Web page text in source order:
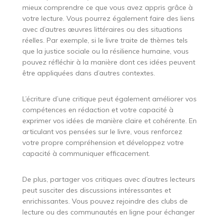
mieux comprendre ce que vous avez appris grâce à
votre lecture. Vous pourrez également faire des liens
avec d’autres œuvres littéraires ou des situations
réelles. Par exemple, si le livre traite de thèmes tels
que la justice sociale ou la résilience humaine, vous
pouvez réfléchir à la manière dont ces idées peuvent
être appliquées dans d’autres contextes.
L’écriture d’une critique peut également améliorer vos
compétences en rédaction et votre capacité à
exprimer vos idées de manière claire et cohérente. En
articulant vos pensées sur le livre, vous renforcez
votre propre compréhension et développez votre
capacité à communiquer efficacement.
De plus, partager vos critiques avec d’autres lecteurs
peut susciter des discussions intéressantes et
enrichissantes. Vous pouvez rejoindre des clubs de
lecture ou des communautés en ligne pour échanger